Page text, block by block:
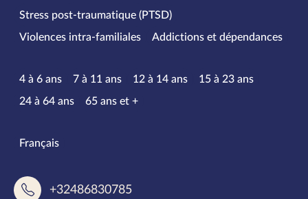
Stress post-traumatique (PTSD)
Violences intra-familiales
Addictions et dépendances
Tranches d’âge
4 à 6 ans 7 à 11 ans 12 à 14 ans
15 à 23 ans
24 à 64 ans
65 ans et +
Langues parlées
Français
+32486830785